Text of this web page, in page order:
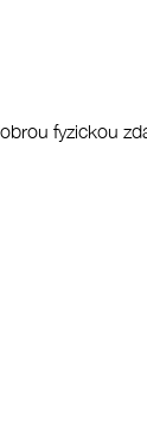
fyzickou